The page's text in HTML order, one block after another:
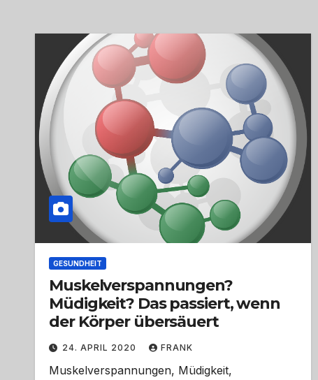
GESUNDHEIT
Muskelverspannungen?
Müdigkeit? Das passiert, wenn
der Körper übersäuert
24. APRIL 2020 FRANK
Muskelverspannungen, Müdigkeit,